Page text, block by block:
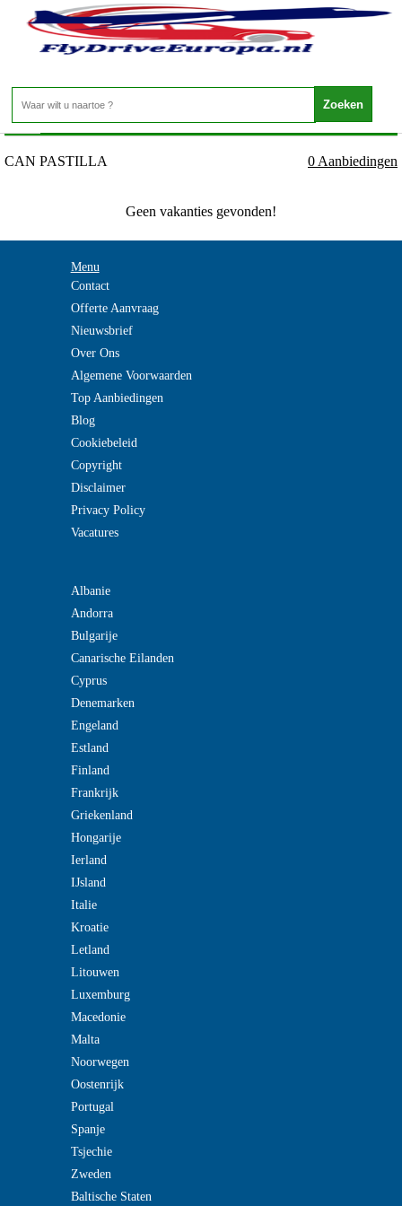
Spanje - Mallorca - CAN PASTILLA
Home>
CAN PASTILLA 0 Aanbiedingen
Geen vakanties gevonden!
Menu
Contact
Offerte Aanvraag
Nieuwsbrief
Over Ons
Algemene Voorwaarden
Top Aanbiedingen
Blog
Cookiebeleid
Copyright
Disclaimer
Privacy Policy
Vacatures
Albanie
Andorra
Bulgarije
Canarische Eilanden
Cyprus
Denemarken
Engeland
Estland
Finland
Frankrijk
Griekenland
Hongarije
Ierland
IJsland
Italie
Kroatie
Letland
Litouwen
Luxemburg
Macedonie
Malta
Noorwegen
Oostenrijk
Portugal
Spanje
Tsjechie
Zweden
Baltische Staten